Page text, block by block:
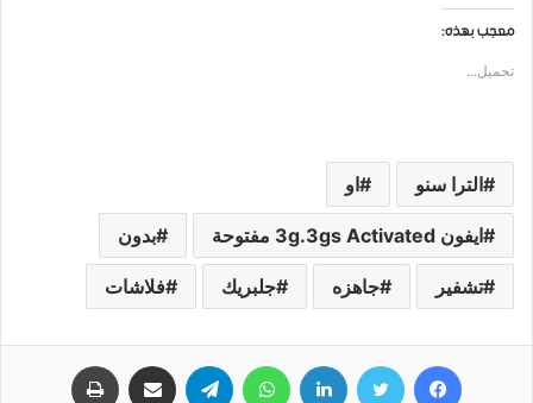
معجب بهذه:
تحميل...
الترا سنو او
ايفون 3g.3gs Activated مفتوحة بدون
تشفير جاهزه جلبريك فلاشات
فيسبوك تويتر لينكدإن واتساب تيلقرام مشاركة عبر البريد